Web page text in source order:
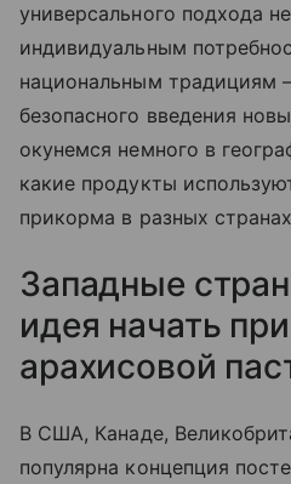
универсального подхода
индивидуальным
национальным традициям
безопасного введения
окунемся немного в
какие продукты
прикорма в разных
Западные
идея начать
арахисовой
В США, Канаде,
популярна концепция